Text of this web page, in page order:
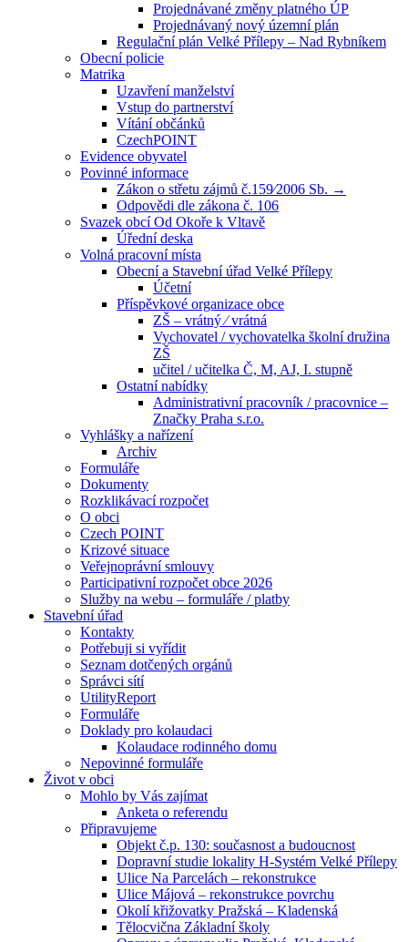
Projednávané změny platného ÚP
Projednávaný nový územní plán
Regulační plán Velké Přílepy – Nad Rybníkem
Obecní policie
Matrika
Uzavření manželství
Vstup do partnerství
Vítání občánků
CzechPOINT
Evidence obyvatel
Povinné informace
Zákon o střetu zájmů č.159⁄2006 Sb. →
Odpovědi dle zákona č. 106
Svazek obcí Od Okoře k Vltavě
Úřední deska
Volná pracovní místa
Obecní a Stavební úřad Velké Přílepy
Účetní
Příspěvkové organizace obce
ZŠ – vrátný ⁄ vrátná
Vychovatel / vychovatelka školní družina
ZŠ
učitel / učitelka Č, M, AJ, I. stupně
Ostatní nabídky
Administrativní pracovník / pracovnice –
Značky Praha s.r.o.
Vyhlášky a nařízení
Archiv
Formuláře
Dokumenty
Rozklikávací rozpočet
O obci
Czech POINT
Krizové situace
Veřejnoprávní smlouvy
Participativní rozpočet obce 2026
Služby na webu – formuláře / platby
Stavební úřad
Kontakty
Potřebuji si vyřídit
Seznam dotčených orgánů
Správci sítí
UtilityReport
Formuláře
Doklady pro kolaudaci
Kolaudace rodinného domu
Nepovinné formuláře
Život v obci
Mohlo by Vás zajímat
Anketa o referendu
Připravujeme
Objekt č.p. 130: současnost a budoucnost
Dopravní studie lokality H-Systém Velké Přílepy
Ulice Na Parcelách – rekonstrukce
Ulice Májová – rekonstrukce povrchu
Okolí křižovatky Pražská – Kladenská
Tělocvična Základní školy